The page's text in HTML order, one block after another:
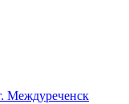
Междуреченск